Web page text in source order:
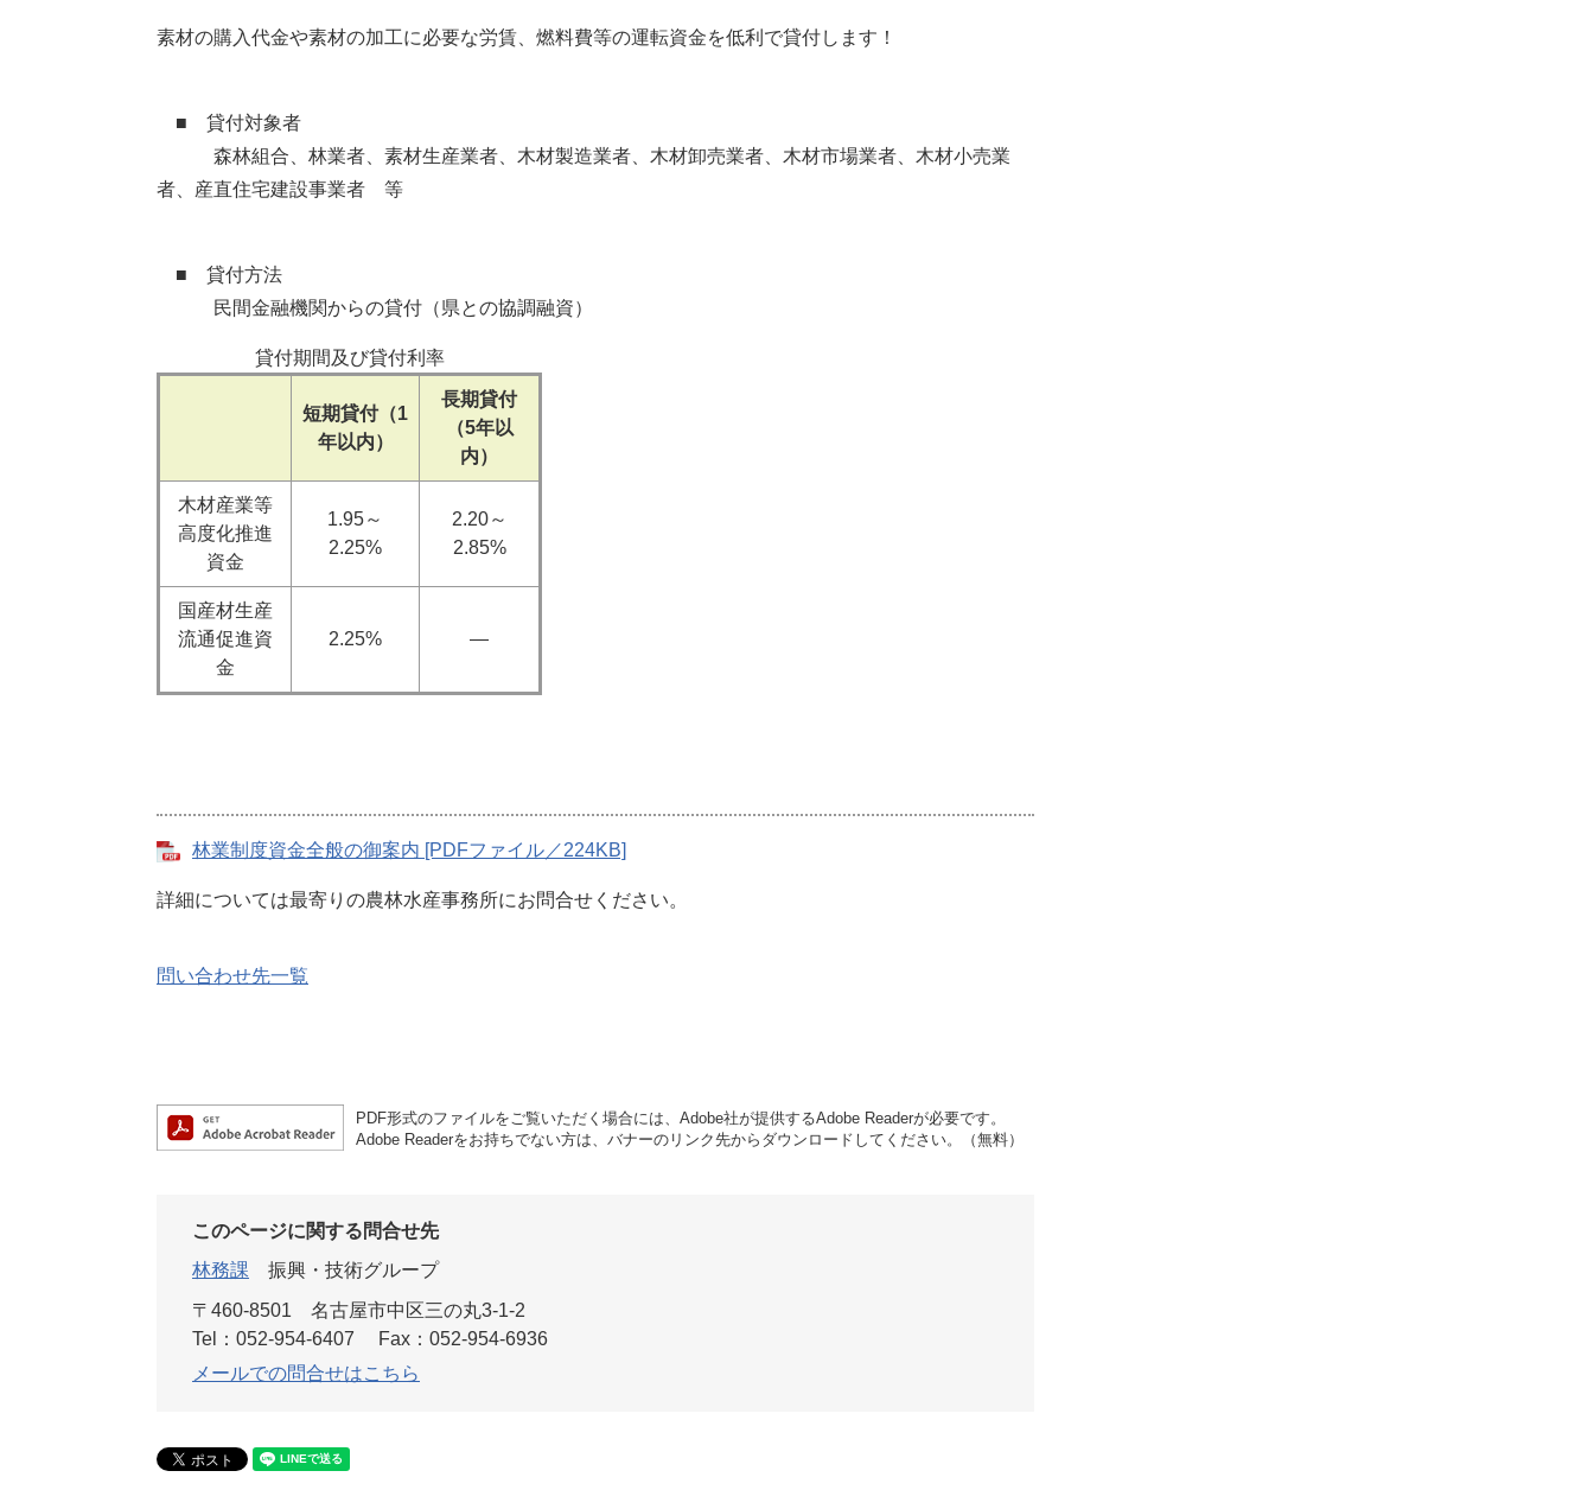
素材の購入代金や素材の加工に必要な労賃、燃料費等の運転資金を低利で貸付します！
■ 貸付対象者
森林組合、林業者、素材生産業者、木材製造業者、木材卸売業者、木材市場業者、木材小売業
者、産直住宅建設事業者 等
■ 貸付方法
民間金融機関からの貸付（県との協調融資）
貸付期間及び貸付利率
短期貸付（1
年以内）
長期貸付
（5年以
内）
木材産業等
高度化推進
資金
1.95～
2.25%
2.20～
2.85%
国産材生産
流通促進資
金
2.25% ―
林業制度資金全般の御案内 [PDFファイル／224KB]
詳細については最寄りの農林水産事務所にお問合せください。
問い合わせ先一覧
PDF形式のファイルをご覧いただく場合には、Adobe社が提供するAdobe Readerが必要です。
Adobe Readerをお持ちでない方は、バナーのリンク先からダウンロードしてください。（無料）
このページに関する問合せ先
林務課
振興・技術グループ
〒460-8501
名古屋市中区三の丸3-1-2
Tel：052-954-6407
Fax：052-954-6936
メールでの問合せはこちら